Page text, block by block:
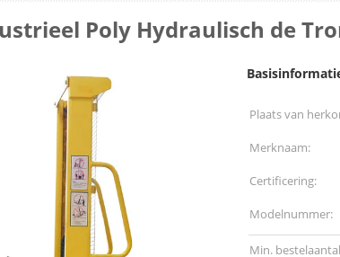
Poly Hydraulisch de
Plaats van
Merknaam:
Certificering:
Modelnummer:
Min.